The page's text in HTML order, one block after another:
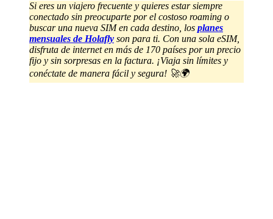
Si eres un viajero frecuente y quieres estar siempre
conectado sin preocuparte por el costoso roaming o
buscar una nueva SIM en cada destino, los planes
mensuales de Holafly son para ti. Con una sola eSIM,
disfruta de internet en más de 170 países por un precio
fijo y sin sorpresas en la factura. ¡Viaja sin límites y
conéctate de manera fácil y segura! 🚀🌍